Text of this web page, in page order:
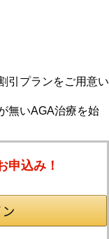
込み！